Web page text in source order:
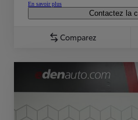
En savoir plus
Contactez la
Comparez